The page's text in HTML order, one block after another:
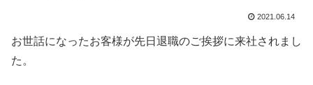
2021.06.14
お世話になったお客様が先日退職のご挨拶に来社されまし
た。